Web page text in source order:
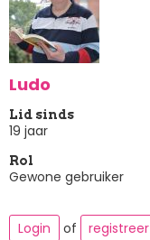
Ludo
Lid sinds
19 jaar
Rol
Gewone gebruiker
Login of registreer